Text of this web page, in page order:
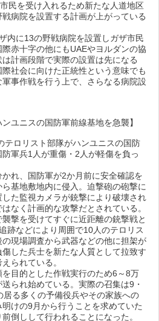
民を受け入れるため新たな人道地区
病院を設置する計画が上がっている
内に13の野戦病院を設置しガザ市民
赤十字の他にもUAEやヨルダンの協
計画段階で実際の設置は先になる
社会に向けた正統性という意味でも
事作戦を行う上で、さらなる病院設
ユニスの国防軍前線基地を急襲】
テロリスト部隊がハンユニスの国防
軍兵1人が重傷・2人が軽傷を負っ
れ、国防軍が2か月前に安全確認を
基地敷地内に侵入。迫撃砲の砲撃に
た監視カメラが銃撃により破壊され
なく計画的な攻撃だとされている。
撃を受けてすぐに近距離の銃撃戦と
跡などにより周囲で10人のテロリス
の現場調査から武器などの他に担架が
した兵士を新たな人質として拉致す
られている。
目的とした作戦実行のため6～8万
られ始めている。実際の召集は9・
る多くの予備役兵やその家族への
けの9月から行うことを求めていた
倒しして行われることになった。